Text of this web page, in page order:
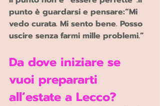
punto è guardarsi e pensare:“Mi
vedo curata. Mi sento bene. Posso
uscire senza farmi mille problemi.”
Da dove iniziare se
vuoi prepararti
all’estate a Lecco?